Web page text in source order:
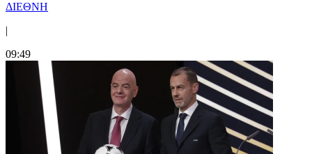
ΔΙΕΘΝΗ
|
09:49